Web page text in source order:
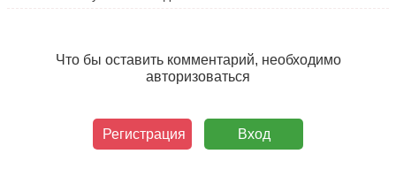
Что бы оставить комментарий, необходимо
авторизоваться
Регистрация Вход